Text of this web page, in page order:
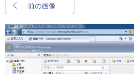
前の画像